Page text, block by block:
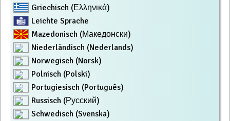
Griechisch (Ελληνικά)
Leichte Sprache
Mazedonisch (Македонски)
Niederländisch (Nederlands)
Norwegisch (Norsk)
Polnisch (Polski)
Portugiesisch (Português)
Russisch (Русский)
Schwedisch (Svenska)